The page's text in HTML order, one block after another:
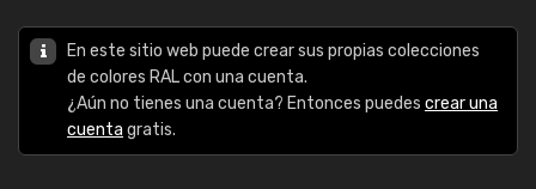
En este sitio web puede crear sus propias colecciones
de colores RAL con una cuenta.
¿Aún no tienes una cuenta? Entonces puedes crear una
cuenta gratis.